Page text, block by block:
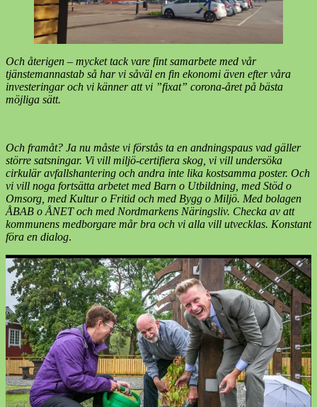
Och återigen – mycket tack vare fint samarbete med vår
tjänstemannastab så har vi såväl en fin ekonomi även efter våra
investeringar och vi känner att vi ”fixat” corona-året på bästa
möjliga sätt.
Och framåt? Ja nu måste vi förstås ta en andningspaus vad gäller
större satsningar. Vi vill miljö-certifiera skog, vi vill undersöka
cirkulär avfallshantering och andra inte lika kostsamma poster. Och
vi vill noga fortsätta arbetet med Barn o Utbildning, med Stöd o
Omsorg, med Kultur o Fritid och med Bygg o Miljö. Med bolagen
ÅBAB o ÅNET och med Nordmarkens Näringsliv. Checka av att
kommunens medborgare mår bra och vi alla vill utvecklas. Konstant
föra en dialog.